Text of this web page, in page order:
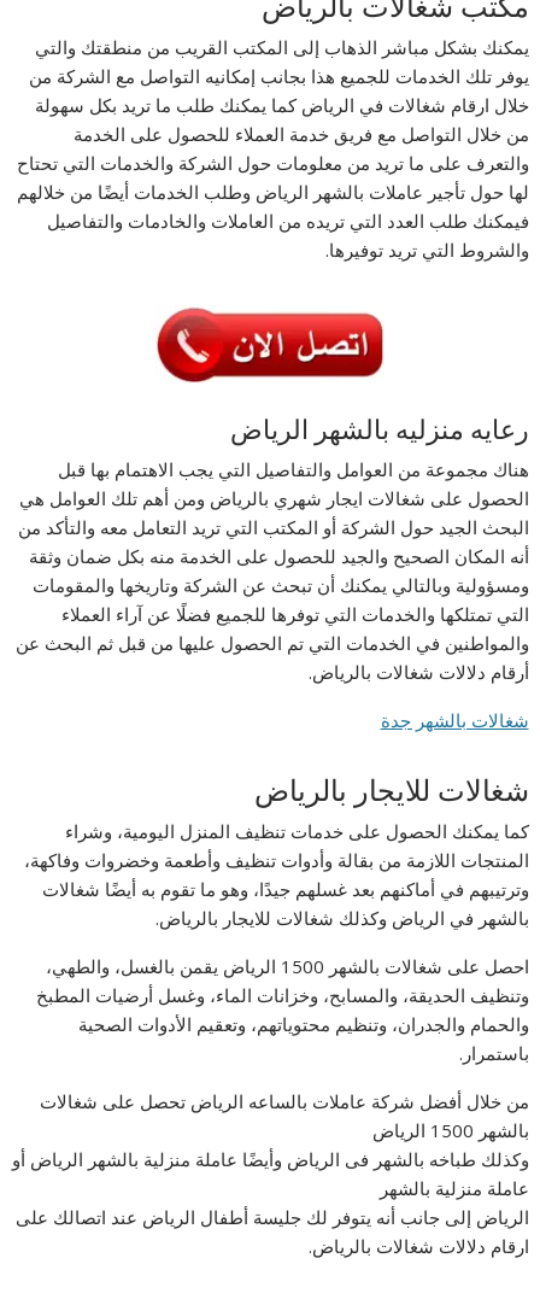
مكتب شغالات بالرياض
يمكنك بشكل مباشر الذهاب إلى المكتب القريب من منطقتك والتي
يوفر تلك الخدمات للجميع هذا بجانب إمكانيه التواصل مع الشركة من
خلال ارقام شغالات في الرياض كما يمكنك طلب ما تريد بكل سهولة
من خلال التواصل مع فريق خدمة العملاء للحصول على الخدمة
والتعرف على ما تريد من معلومات حول الشركة والخدمات التي تحتاح
لها حول تأجير عاملات بالشهر الرياض وطلب الخدمات أيضًا من خلالهم
فيمكنك طلب العدد التي تريده من العاملات والخادمات والتفاصيل
والشروط التي تريد توفيرها.
رعايه منزليه بالشهر الرياض
هناك مجموعة من العوامل والتفاصيل التي يجب الاهتمام بها قبل
الحصول على شغالات ايجار شهري بالرياض ومن أهم تلك العوامل هي
البحث الجيد حول الشركة أو المكتب التي تريد التعامل معه والتأكد من
أنه المكان الصحيح والجيد للحصول على الخدمة منه بكل ضمان وثقة
ومسؤولية وبالتالي يمكنك أن تبحث عن الشركة وتاريخها والمقومات
التي تمتلكها والخدمات التي توفرها للجميع فضلًا عن آراء العملاء
والمواطنين في الخدمات التي تم الحصول عليها من قبل ثم البحث عن
أرقام دلالات شغالات بالرياض.
شغالات بالشهر جدة
شغالات للايجار بالرياض
كما يمكنك الحصول على خدمات تنظيف المنزل اليومية، وشراء
المنتجات اللازمة من بقالة وأدوات تنظيف وأطعمة وخضروات وفاكهة،
وترتيبهم في أماكنهم بعد غسلهم جيدًا، وهو ما تقوم به أيضًا شغالات
بالشهر في الرياض وكذلك شغالات للايجار بالرياض.
احصل على شغالات بالشهر 1500 الرياض يقمن بالغسل، والطهي،
وتنظيف الحديقة، والمسابح، وخزانات الماء، وغسل أرضيات المطبخ
والحمام والجدران، وتنظيم محتوياتهم، وتعقيم الأدوات الصحية
باستمرار.
من خلال أفضل شركة عاملات بالساعه الرياض تحصل على شغالات
بالشهر 1500 الرياض
وكذلك طباخه بالشهر فى الرياض وأيضًا عاملة منزلية بالشهر الرياض أو
عاملة منزلية بالشهر
الرياض إلى جانب أنه يتوفر لك جليسة أطفال الرياض عند اتصالك على
ارقام دلالات شغالات بالرياض.